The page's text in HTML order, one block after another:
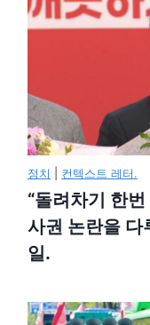
정치 컨텍스트 레터.
“돌려차기 한
사권 논란을
일.